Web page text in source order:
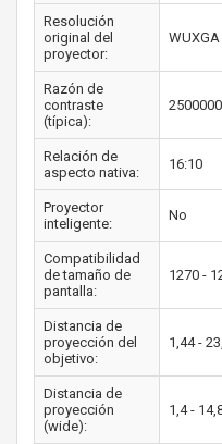
Resolución
original del
proyector:
Razón de
contraste
(típica):
Relación de
aspecto nativa:
16:10
Proyector
inteligente:
No
Compatibilidad
de tamaño de
pantalla:
1270 -
Distancia de
proyección del
objetivo:
1,44 -
Distancia de
proyección
(wide):
1,4 -